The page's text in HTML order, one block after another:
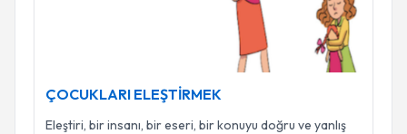
ÇOCUKLARI ELEŞTİRMEK
Eleştiri, bir insanı, bir eseri, bir konuyu doğru ve yanlış